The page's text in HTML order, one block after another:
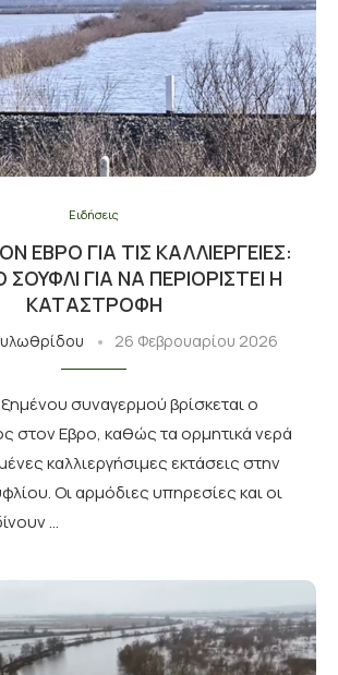
Ειδήσεις
ΕΒΡΟ ΓΙΑ ΤΙΣ ΚΑΛΛΙΈΡΓΕΙΕΣ:
ΓΙΑ ΝΑ ΠΕΡΙΟΡΙΣΤΕΊ Η
ΚΑΤΑΣΤΡΟΦΉ
26 Φεβρουαρίου 2026
συναγερμού βρίσκεται ο
στον Εβρο, καθώς τα ορμητικά νερά
καλλιεργήσιμες εκτάσεις στην
Οι αρμόδιες υπηρεσίες και οι
…